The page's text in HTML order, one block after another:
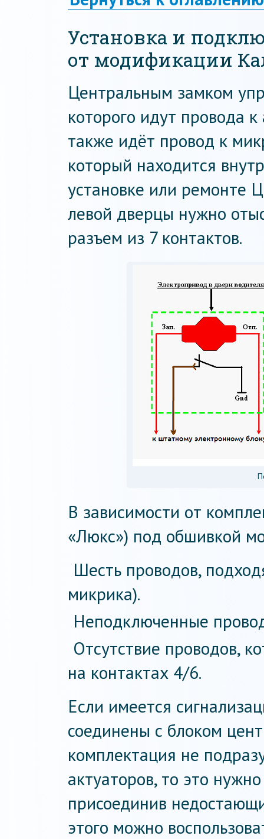
Установка и
от модификации
Центральным замком
которого идут провода
также идёт провод к
который находится
установке или ремонте
левой дверцы нужно
разъем из 7 контактов.
В зависимости от
«Люкс») под обшивкой
Шесть проводов,
микрика).
Неподключенные
Отсутствие проводов,
на контактах 4/6.
Если имеется
соединены с блоком
комплектация не
актуаторов, то это
присоединив
этого можно